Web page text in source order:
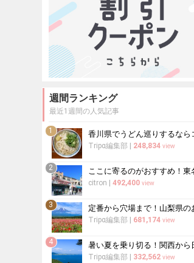
週間ランキング
最近1週間の人気記事
1
Tripα編集部 248,834 view
2
citron 492,400 view
3
Tripα編集部 681,174 view
4
Tripα編集部 332,562 view